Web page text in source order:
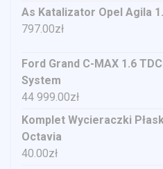
As Katalizator Opel Agila
797.00zł
Ford Grand C-MAX 1.6
System
44 999.00zł
Komplet Wycieraczki
Octavia
40.00zł